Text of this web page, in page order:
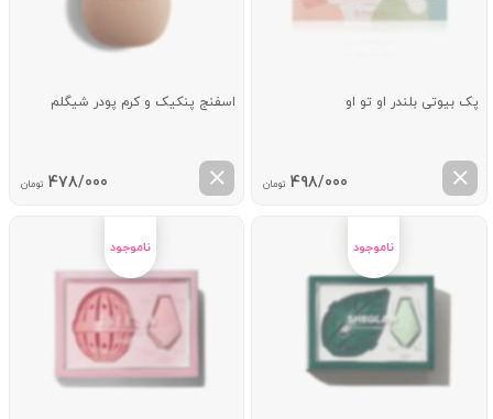
پک بیوتی بلندر او تو او
498/000 تومان
اسفنج پنکیک و کرم پودر شیگلم
478/000 تومان